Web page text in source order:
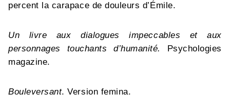
percent la carapace de douleurs d’Émile.
Un livre aux dialogues impeccables et aux
personnages touchants d’humanité.
Psychologies
magazine.
Bouleversant. Version femina.